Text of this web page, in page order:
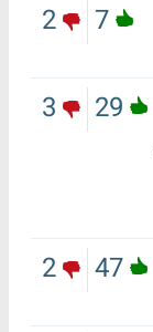
7
2
29
3
47
2